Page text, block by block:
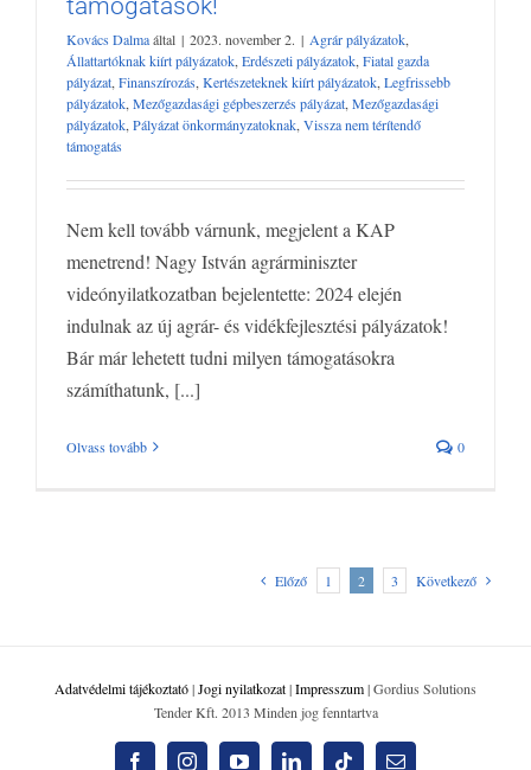
Agrár pályázatok Állattartóknak kiírt pályázatok
pályázatok Fiatal gazda pályázat Finanszírozás Kertészeteknek kiírt
pályázatok Legfrissebb pályázatok Mezőgazdasági gépbeszerzés
pályázat Mezőgazdasági pályázatok Pályázat önkormányzatoknak
Vissza nem térítendő támogatás
támogatások!
Kovács Dalmaáltal | 2023. november 2. | Agrár pályázatok
Állattartóknak kiírt pályázatok Erdészeti pályázatok Fiatal gazda
pályázat Finanszírozás Kertészeteknek kiírt pályázatok Legfrissebb
pályázatok Mezőgazdasági gépbeszerzés pályázat Mezőgazdasági
pályázatok Pályázat önkormányzatoknak Vissza nem térítendő
támogatás
Nem kell tovább várnunk, megjelent a KAP
menetrend! Nagy István agrárminiszter
videónyilatkozatban bejelentette: 2024 elején
indulnak az új agrár- és vidékfejlesztési pályázatok!
Bár már lehetett tudni milyen támogatásokra
számíthatunk, [...]
Olvass tovább 0
Előző 1 2 3 Következő
Adatvédelmi tájékoztató|Jogi nyilatkozat|Impresszum| Gordius Solutions
Tender Kft. 2013 Minden jog fenntartva